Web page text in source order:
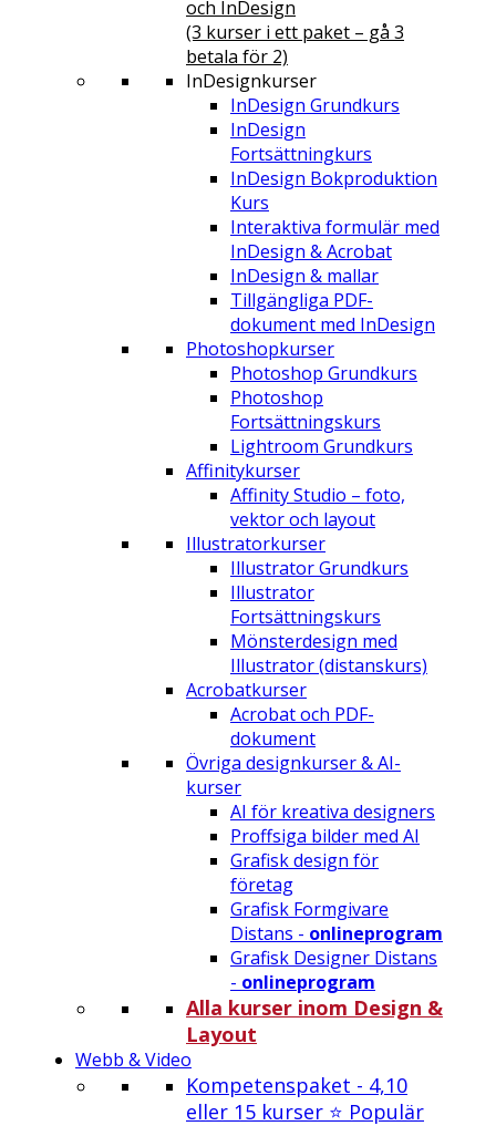
och InDesign
(3 kurser i ett paket – gå 3
betala för 2)
InDesignkurser
InDesign Grundkurs
InDesign
Fortsättningkurs
InDesign Bokproduktion
Kurs
Interaktiva formulär med
InDesign & Acrobat
InDesign & mallar
Tillgängliga PDF-
dokument med InDesign
Photoshopkurser
Photoshop Grundkurs
Photoshop
Fortsättningskurs
Lightroom Grundkurs
Affinitykurser
Affinity Studio – foto,
vektor och layout
Illustratorkurser
Illustrator Grundkurs
Illustrator
Fortsättningskurs
Mönsterdesign med
Illustrator (distanskurs)
Acrobatkurser
Acrobat och PDF-
dokument
Övriga designkurser & AI-
kurser
AI för kreativa designers
Proffsiga bilder med AI
Grafisk design för
företag
Grafisk Formgivare
Distans - onlineprogram
Grafisk Designer Distans
- onlineprogram
Alla kurser inom Design &
Layout
Webb & Video
Kompetenspaket - 4,10
eller 15 kurser ⭐ Populär